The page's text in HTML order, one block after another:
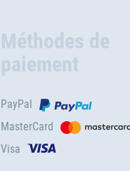
Méthodes de
paiement
PayPal
MasterCard
Visa